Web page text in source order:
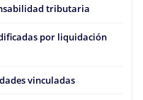
tributaria
por liquidación
vinculadas